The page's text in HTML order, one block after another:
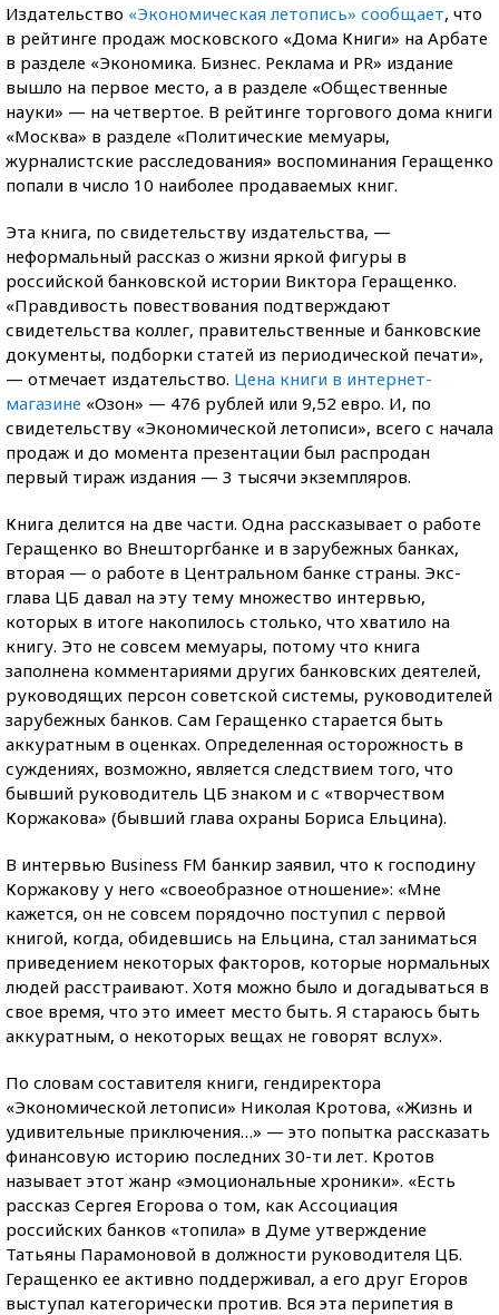
Издательство «Экономическая летопись» сообщает, что
в рейтинге продаж московского «Дома Книги» на Арбате
в разделе «Экономика. Бизнес. Реклама и PR» издание
вышло на первое место, а в разделе «Общественные
науки» — на четвертое. В рейтинге торгового дома книги
«Москва» в разделе «Политические мемуары,
журналистские расследования» воспоминания Геращенко
попали в число 10 наиболее продаваемых книг.
Эта книга, по свидетельству издательства, —
неформальный рассказ о жизни яркой фигуры в
российской банковской истории Виктора Геращенко.
«Правдивость повествования подтверждают
свидетельства коллег, правительственные и банковские
документы, подборки статей из периодической печати»,
— отмечает издательство. Цена книги в интернет-
магазине «Озон» — 476 рублей или 9,52 евро. И, по
свидетельству «Экономической летописи», всего с начала
продаж и до момента презентации был распродан
первый тираж издания — 3 тысячи экземпляров.
Книга делится на две части. Одна рассказывает о работе
Геращенко во Внешторгбанке и в зарубежных банках,
вторая — о работе в Центральном банке страны. Экс-
глава ЦБ давал на эту тему множество интервью,
которых в итоге накопилось столько, что хватило на
книгу. Это не совсем мемуары, потому что книга
заполнена комментариями других банковских деятелей,
руководящих персон советской системы, руководителей
зарубежных банков. Сам Геращенко старается быть
аккуратным в оценках. Определенная осторожность в
суждениях, возможно, является следствием того, что
бывший руководитель ЦБ знаком и с «творчеством
Коржакова» (бывший глава охраны Бориса Ельцина).
В интервью Business FM банкир заявил, что к господину
Коржакову у него «своеобразное отношение»: «Мне
кажется, он не совсем порядочно поступил с первой
книгой, когда, обидевшись на Ельцина, стал заниматься
приведением некоторых факторов, которые нормальных
людей расстраивают. Хотя можно было и догадываться в
свое время, что это имеет место быть. Я стараюсь быть
аккуратным, о некоторых вещах не говорят вслух».
По словам составителя книги, гендиректора
«Экономической летописи» Николая Кротова, «Жизнь и
удивительные приключения…» — это попытка рассказать
финансовую историю последних 30-ти лет. Кротов
называет этот жанр «эмоциональные хроники». «Есть
рассказ Сергея Егорова о том, как Ассоциация
российских банков «топила» в Думе утверждение
Татьяны Парамоновой в должности руководителя ЦБ.
Геращенко ее активно поддерживал, а его друг Егоров
выступал категорически против. Вся эта перипетия в